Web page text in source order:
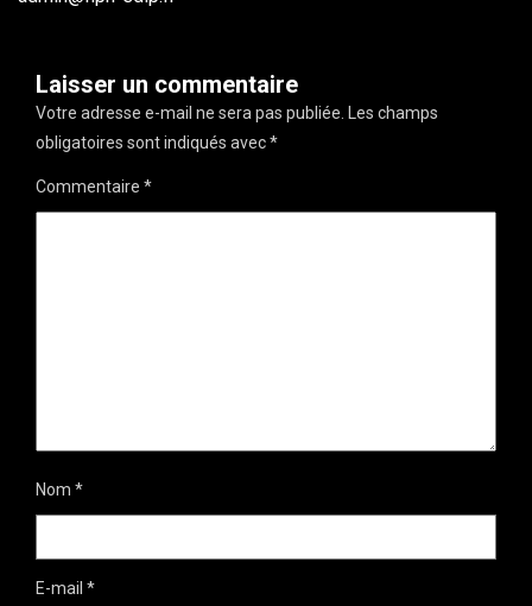
Laisser un commentaire
Votre adresse e-mail ne sera pas publiée. Les champs
obligatoires sont indiqués avec*
Commentaire *
Nom *
E-mail *